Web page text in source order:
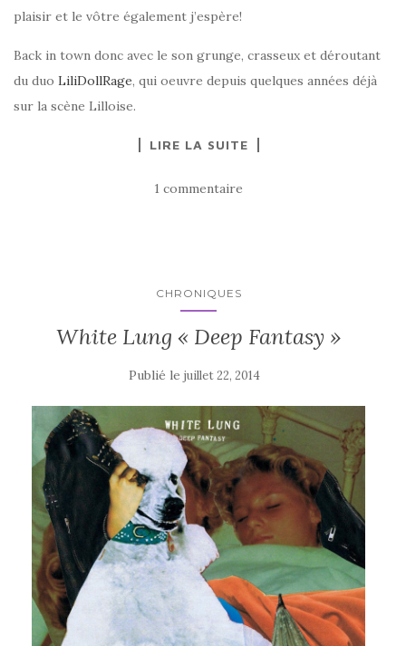
plaisir et le vôtre également j’espère!
Back in town donc avec le son grunge, crasseux et déroutant
du duo LiliDollRage, qui oeuvre depuis quelques années déjà
sur la scène Lilloise.
LIRE LA SUITE
1 commentaire
CHRONIQUES
White Lung « Deep Fantasy »
Publié le juillet 22, 2014